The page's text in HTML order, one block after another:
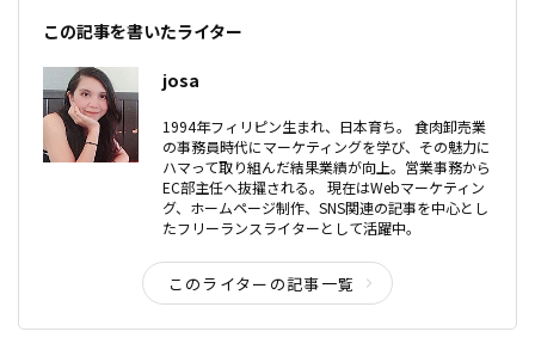
この記事を書いたライター
josa
1994年フィリピン生まれ、日本育ち。 食肉卸売業
の事務員時代にマーケティングを学び、その魅力に
ハマって取り組んだ結果業績が向上。営業事務から
EC部主任へ抜擢される。 現在はWebマーケティン
グ、ホームページ制作、SNS関連の記事を中心とし
たフリーランスライターとして活躍中。
このライターの記事一覧